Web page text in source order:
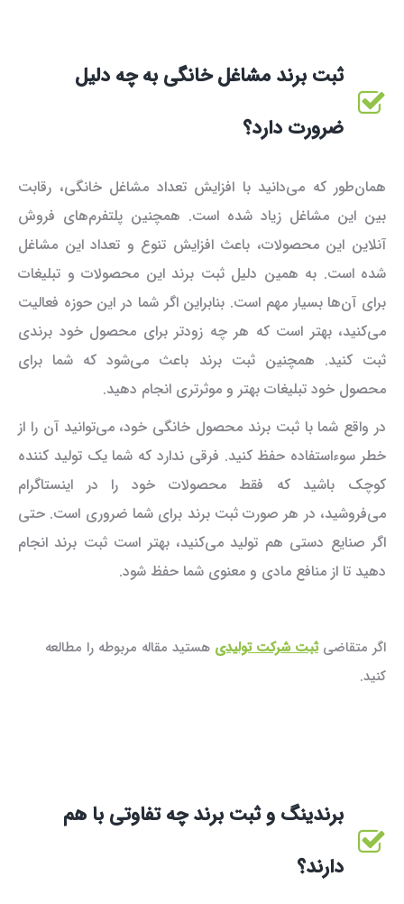
ثبت برند مشاغل خانگی به چه دلیل
ضرورت دارد؟
همان‌طور که می‌دانید با افزایش تعداد مشاغل خانگی، رقابت
بین این مشاغل زیاد شده است. همچنین پلتفرم‌های فروش
آنلاین این محصولات، باعث افزایش تنوع و تعداد این مشاغل
شده است. به همین دلیل ثبت برند این محصولات و تبلیغات
برای آن‌ها بسیار مهم است. بنابراین اگر شما در این حوزه فعالیت
می‌کنید، بهتر است که هر چه زودتر برای محصول خود برندی
ثبت کنید. همچنین ثبت برند باعث می‌شود که شما برای
محصول خود تبلیغات بهتر و موثرتری انجام دهید.
در واقع شما با ثبت برند محصول خانگی خود، می‌توانید آن را از
خطر سوءاستفاده حفظ کنید. فرقی ندارد که شما یک تولید کننده
کوچک باشید که فقط محصولات خود را در اینستاگرام
می‌فروشید، در هر صورت ثبت برند برای شما ضروری است. حتی
اگر صنایع دستی هم تولید می‌کنید، بهتر است ثبت برند انجام
دهید تا از منافع مادی و معنوی شما حفظ شود.
اگر متقاضیثبت شرکت تولیدی هستید مقاله مربوطه را مطالعه
کنید.
برندینگ و ثبت برند چه تفاوتی با هم
دارند؟